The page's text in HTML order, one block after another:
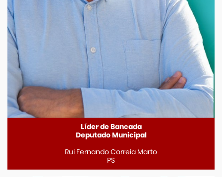
Líder de Bancada
Deputado Municipal
Rui Fernando Correia Marto
PS